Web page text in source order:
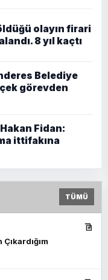
olayın firari
8 yıl kaçtı
Belediye
görevden
Fidan:
ittifakına
TÜMÜ